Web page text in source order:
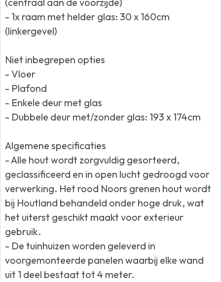
- 1x raam met helder glas: 30 x 160cm
(linkergevel)
Niet inbegrepen opties
- Vloer
- Plafond
- Enkele deur met glas
- Dubbele deur met/zonder glas: 193 x 174cm
Algemene specificaties
- Alle hout wordt zorgvuldig gesorteerd,
geclassificeerd en in open lucht gedroogd voor
verwerking. Het rood Noors grenen hout wordt
bij Houtland behandeld onder hoge druk, wat
het uiterst geschikt maakt voor exterieur
gebruik.
- De tuinhuizen worden geleverd in
voorgemonteerde panelen waarbij elke wand
uit 1 deel bestaat tot 4 meter.